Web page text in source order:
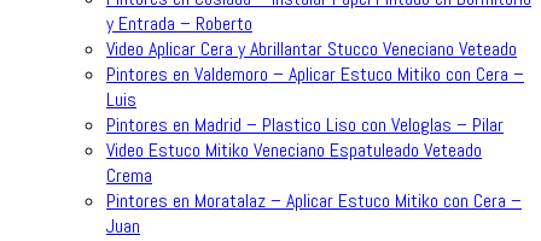
y Entrada – Roberto
Video Aplicar Cera y Abrillantar Stucco Veneciano Veteado
Pintores en Valdemoro – Aplicar Estuco Mitiko con Cera –
Luis
Pintores en Madrid – Plastico Liso con Veloglas – Pilar
Video Estuco Mitiko Veneciano Espatuleado Veteado
Crema
Pintores en Moratalaz – Aplicar Estuco Mitiko con Cera –
Juan